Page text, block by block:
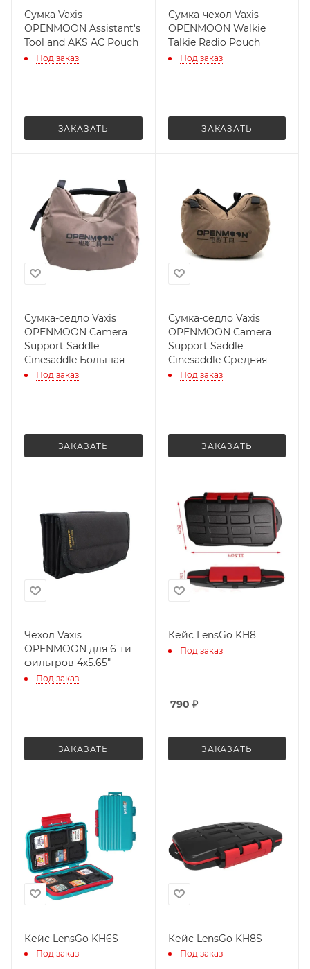
Сумка Vaxis
OPENMOON Assistant's
Tool and AKS AC Pouch
Под заказ
ЗАКАЗАТЬ
Сумка-чехол Vaxis
OPENMOON Walkie
Talkie Radio Pouch
Под заказ
ЗАКАЗАТЬ
Сумка-седло Vaxis
OPENMOON Camera
Support Saddle
Cinesaddle Большая
Под заказ
ЗАКАЗАТЬ
Сумка-седло Vaxis
OPENMOON Camera
Support Saddle
Cinesaddle Средняя
Под заказ
ЗАКАЗАТЬ
Чехол Vaxis
OPENMOON для 6-ти
фильтров 4x5.65"
Под заказ
ЗАКАЗАТЬ
Кейс LensGo KH8
Под заказ
790 ₽
ЗАКАЗАТЬ
Кейс LensGo KH6S
Под заказ
Кейс LensGo KH8S
Под заказ